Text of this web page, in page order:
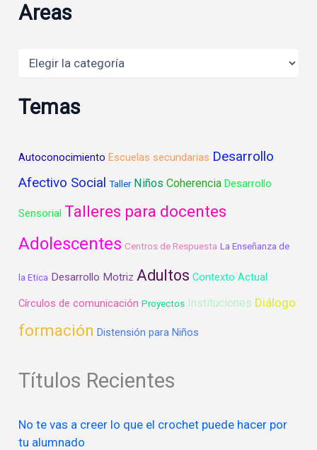
Areas
Temas
Autoconocimiento Escuelas secundarias Desarrollo
Afectivo Social Taller Niños Coherencia Desarrollo
Sensorial Talleres para docentes
Adolescentes Centros de Respuesta La Enseñanza de
la Etica Desarrollo Motriz Adultos Contexto Actual
Círculos de comunicación Proyectos Instituciones Diálogo
formación Distensión para Niños
Títulos Recientes
No te vas a creer lo que el crochet puede hacer por
tu alumnado